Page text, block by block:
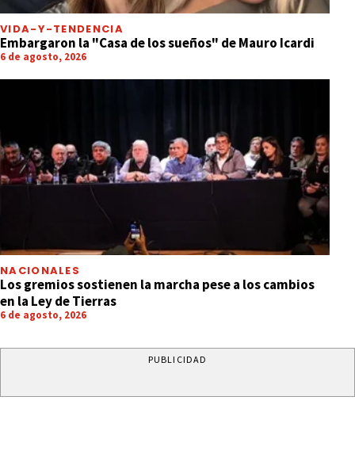
VIDA-Y-TENDENCIA
Embargaron la "Casa de los sueños" de Mauro Icardi
6 de agosto, 2026
NACIONALES
Los gremios sostienen la marcha pese a los cambios
en la Ley de Tierras
6 de agosto, 2026
PUBLICIDAD